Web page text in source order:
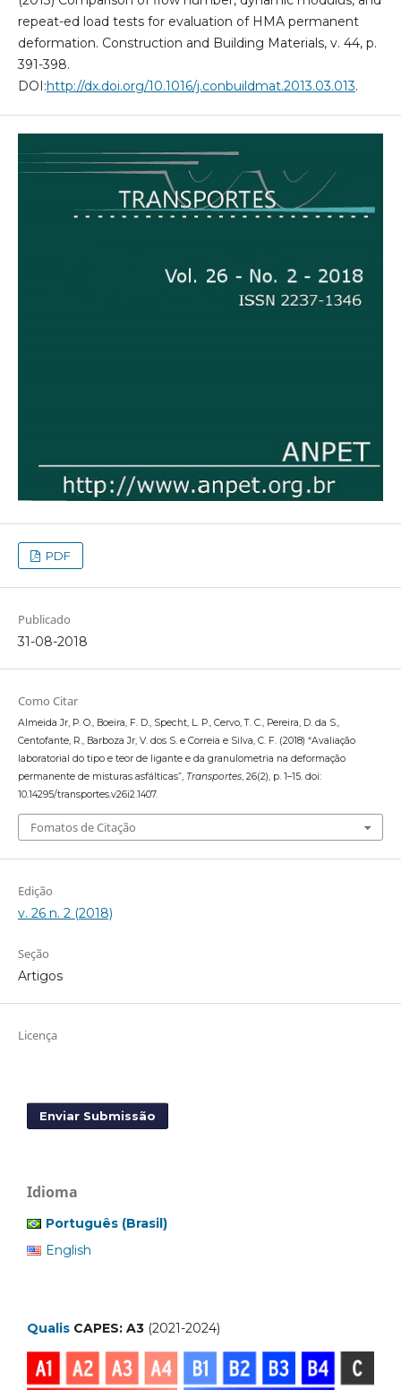
repeat-ed load tests for evaluation of HMA permanent
deformation. Construction and Building Materials, v. 44, p.
391-398.
DOI:http://dx.doi.org/10.1016/j.conbuildmat.2013.03.013.
PDF
Publicado
31-08-2018
Como Citar
Almeida Jr, P. O., Boeira, F. D., Specht, L. P., Cervo, T. C., Pereira, D. da S.,
Centofante, R., Barboza Jr, V. dos S. e Correia e Silva, C. F. (2018) “Avaliação
laboratorial do tipo e teor de ligante e da granulometria na deformação
permanente de misturas asfálticas”, Transportes, 26(2), p. 1–15. doi:
10.14295/transportes.v26i2.1407.
Fomatos de Citação
Edição
v. 26 n. 2 (2018)
Seção
Artigos
Licença
Enviar Submissão
Idioma
Português (Brasil)
English
Qualis CAPES: A3 (2021-2024)